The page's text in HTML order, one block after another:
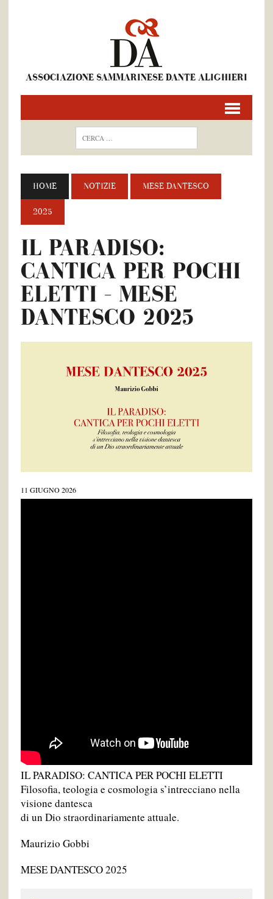
ASSOCIAZIONE SAMMARINESE DANTE ALIGHIERI
HOME NOTIZIE MESE DANTESCO
2025
IL PARADISO:
CANTICA PER POCHI
ELETTI – MESE
DANTESCO 2025
11 GIUGNO 2026
IL PARADISO: CANTICA PER POCHI ELETTI
Filosofia, teologia e cosmologia s’intrecciano nella
visione dantesca
di un Dio straordinariamente attuale.
Maurizio Gobbi
MESE DANTESCO 2025